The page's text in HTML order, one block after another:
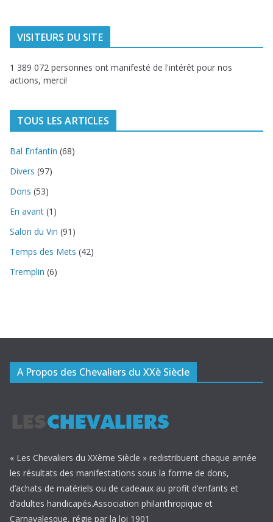
VISITEURS DU SITE
1 389 072 personnes ont manifesté de l'intérêt pour nos
actions, merci!
TOUS LES ARTICLES
Bal Enfantin (68)
Divers (97)
Dons (53)
En avant (1)
Salon du Vin (91)
Temps des Mets (42)
Tremplin (6)
A Propos des Chevaliers du XXè Siècle
« Les Chevaliers du XXème Siècle » redistribuent chaque année
les résultats des manifestations sous la forme de dons,
d’achats de matériels ou de cadeaux au profit d’enfants et
d’adultes handicapés.Association philanthropique et
Carnavalesque, régie par la loi 1901